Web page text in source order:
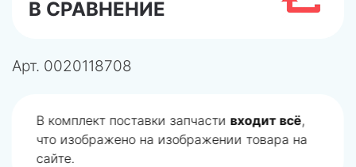
В СРАВНЕНИЕ
Арт. 0020118708
В комплект поставки запчастивходит всё,
что изображено на изображении товара на
сайте.